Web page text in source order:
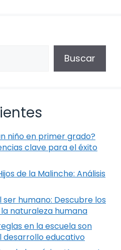
Buscar
niño en primer grado?
clave para el éxito
de la Malinche: Análisis
ser humano: Descubre los
naturaleza humana
en la escuela son
educativo